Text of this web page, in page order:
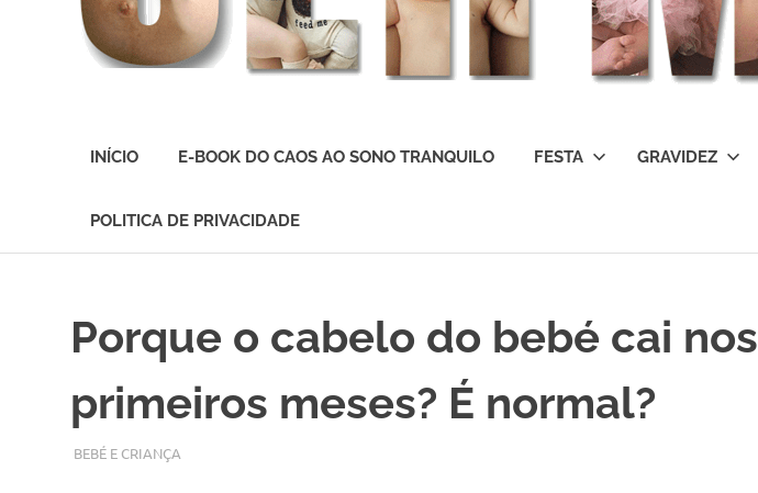
presente
INÍCIO E-BOOK DO CAOS AO SONO TRANQUILO FESTA GRAVIDEZ
POLITICA DE PRIVACIDADE
Porque o cabelo do bebé cai nos
primeiros meses? É normal?
NOVEMBRO 10, 2017
ADMIN
BEBÉ E CRIANÇA